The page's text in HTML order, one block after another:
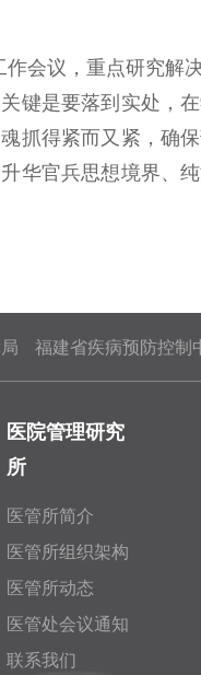
会议，重点研究解
键是要落到实处，
得紧而又紧，确
官兵思想境界、
福建省疾病预防控制
医院管理研究
所
医管所简介
医管所组织架构
医管所动态
医管处会议通知
联系我们